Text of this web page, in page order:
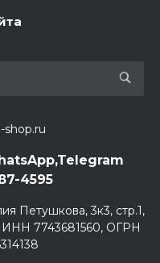
shop.ru
4595
Петушкова, 3к3, стр.1,
7743681560, ОГРН